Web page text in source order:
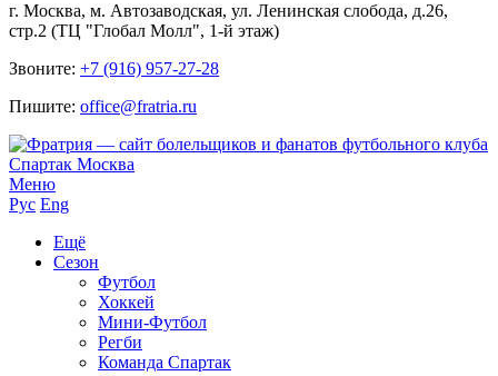
г. Москва, м. Автозаводская, ул. Ленинская слобода, д.26,
стр.2 (ТЦ "Глобал Молл", 1-й этаж)
Звоните: +7 (916) 957-27-28
Пишите: office@fratria.ru
Меню
Рус Eng
Ещё
Сезон
Футбол
Хоккей
Мини-Футбол
Регби
Команда Спартак